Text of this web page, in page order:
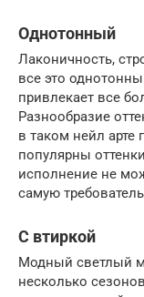
Однотонный
Лаконичность,
все это
привлекает все
Разнообразие
в таком нейл арте
популярны
исполнение не
самую
С втиркой
Модный светлый
несколько